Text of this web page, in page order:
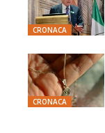
CRONACA
CRONACA